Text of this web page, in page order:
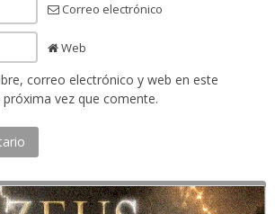
Correo electrónico
Web
correo electrónico y web en este
vez que comente.